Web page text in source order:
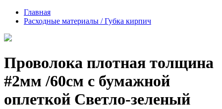
Главная
Расходные материалы / Губка кирпич
Проволока плотная толщина
#2мм /60см с бумажной
оплеткой Светло-зеленый